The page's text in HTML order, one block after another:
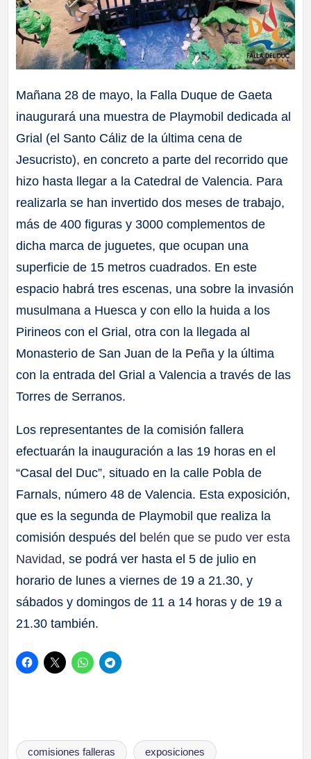
Mañana 28 de mayo, la Falla Duque de Gaeta
inaugurará una muestra de Playmobil dedicada al
Grial (el Santo Cáliz de la última cena de
Jesucristo), en concreto a parte del recorrido que
hizo hasta llegar a la Catedral de Valencia. Para
realizarla se han invertido dos meses de trabajo,
más de 400 figuras y 3000 complementos de
dicha marca de juguetes, que ocupan una
superficie de 15 metros cuadrados. En este
espacio habrá tres escenas, una sobre la invasión
musulmana a Huesca y con ello la huida a los
Pirineos con el Grial, otra con la llegada al
Monasterio de San Juan de la Peña y la última
con la entrada del Grial a Valencia a través de las
Torres de Serranos.
Los representantes de la comisión fallera
efectuarán la inauguración a las 19 horas en el
“Casal del Duc”, situado en la calle Pobla de
Farnals, número 48 de Valencia. Esta exposición,
que es la segunda de Playmobil que realiza la
comisión después del belén que se pudo ver esta
Navidad, se podrá ver hasta el 5 de julio en
horario de lunes a viernes de 19 a 21.30, y
sábados y domingos de 11 a 14 horas y de 19 a
21.30 también.
Etiquetas:
comisiones falleras exposiciones